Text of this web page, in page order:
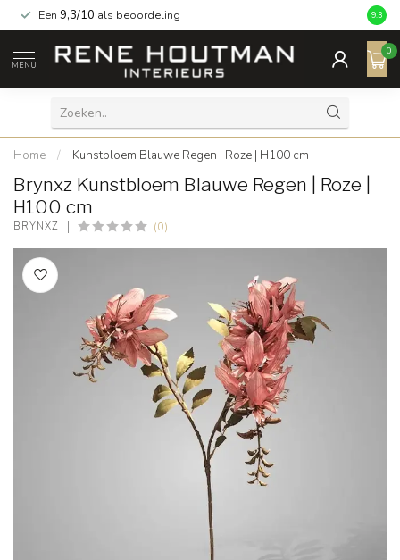
Een 9,3/10 als beoordeling 9.3
MENU
0
Home / Kunstbloem Blauwe Regen | Roze | H100 cm
Brynxz Kunstbloem Blauwe Regen | Roze |
H100 cm
BRYNXZ (0)